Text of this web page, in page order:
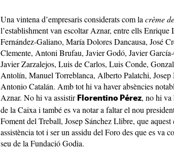
Una vintena d’empresaris considerats com la crème
l’establishment van escoltar Aznar, entre ells
Fernández-Galiano, María Dolores Dancausa, José
Clemente, Antoni Brufau, Javier Godó, Javier
Javier Zarzalejos, Luis de Carlos, Luis Conde,
Antolín, Manuel Torreblanca, Alberto Palatchi,
Antonio Catalán. Amb tot hi va haver absències
Aznar. No hi va assistir Florentino Pérez, no hi va
de la Caixa i també es va notar a faltar el nou
Foment del Treball, Josep Sánchez Llibre, que aquest
assistència tot i ser un assidu del Foro des que es va
seu de la Fundació Godia.